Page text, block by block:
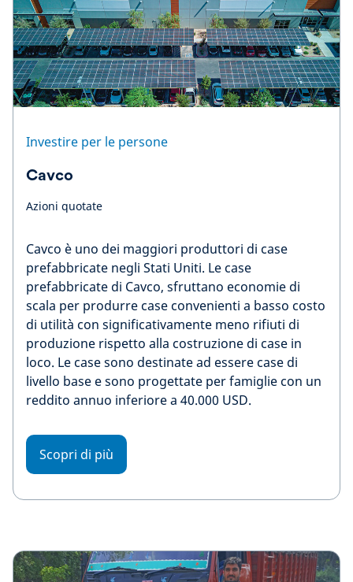
Investire per le persone
Cavco
Azioni quotate
Cavco è uno dei maggiori produttori di case
prefabbricate negli Stati Uniti. Le case
prefabbricate di Cavco, sfruttano economie di
scala per produrre case convenienti a basso costo
di utilità con significativamente meno rifiuti di
produzione rispetto alla costruzione di case in
loco. Le case sono destinate ad essere case di
livello base e sono progettate per famiglie con un
reddito annuo inferiore a 40.000 USD.
Scopri di più